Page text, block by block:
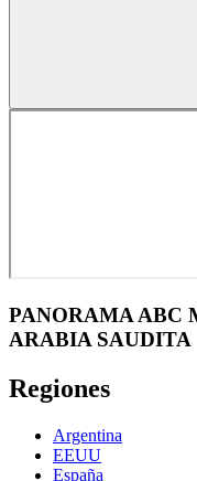
PANORAMA ABC
ARABIA SAUDITA
Regiones
Argentina
EEUU
España